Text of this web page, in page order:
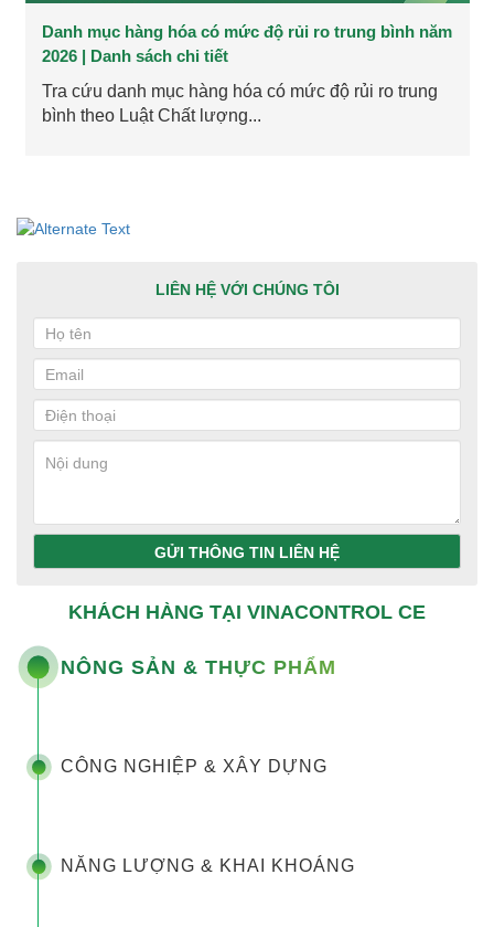
Danh mục hàng hóa có mức độ rủi ro trung bình năm
2026 | Danh sách chi tiết
Tra cứu danh mục hàng hóa có mức độ rủi ro trung
bình theo Luật Chất lượng...
LIÊN HỆ VỚI CHÚNG TÔI
GỬI THÔNG TIN LIÊN HỆ
KHÁCH HÀNG TẠI VINACONTROL CE
NÔNG SẢN & THỰC PHẨM
CÔNG NGHIỆP & XÂY DỰNG
NĂNG LƯỢNG & KHAI KHOÁNG